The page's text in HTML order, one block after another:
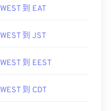
WEST 到 EAT
WEST 到 JST
WEST 到 EEST
WEST 到 CDT